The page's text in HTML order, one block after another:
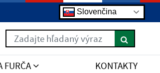
Slovenčina
Zadajte hľadaný výraz
FURČA KONTAKTY